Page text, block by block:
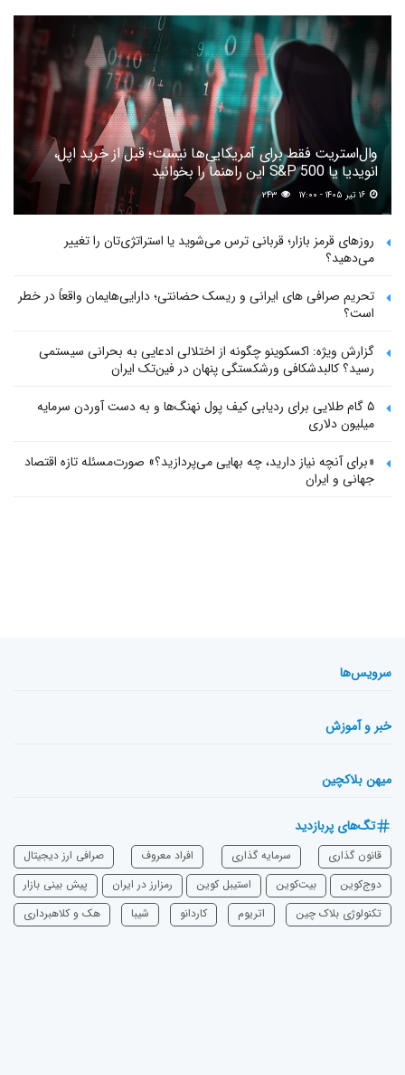
وال‌استریت فقط برای آمریکایی‌ها نیست؛ قبل از خرید اپل،
انویدیا یا S&P 500 این راهنما را بخوانید
۲۴۳
روزهای قرمز بازار؛ قربانی ترس می‌شوید یا استراتژی‌تان را تغییر
می‌دهید؟
تحریم صرافی های ایرانی و ریسک حضانتی؛ دارایی‌هایمان واقعاً در خطر
است؟
گزارش ویژه: اکسکوینو چگونه از اختلالی ادعایی به بحرانی سیستمی
رسید؟ کالبدشکافی ورشکستگی پنهان در فین‌تک ایران
۵ گام طلایی برای ردیابی کیف پول‌ نهنگ‌ها و به دست آوردن سرمایه
میلیون دلاری
«برای آنچه نیاز دارید، چه بهایی می‌پردازید؟» صورت‌مسئله تازه اقتصاد
جهانی و ایران
سرویس‌ها
خبر و آموزش
میهن بلاکچین
تگ‌های پربازدید
قانون گذاری سرمایه‌ گذاری افراد معروف
صرافی ارز دیجیتال
دوج‌کوین
بیت‌کوین استیبل کوین رمزارز در ایران
پیش بینی بازار
تکنولوژی بلاک چین
اتریوم ‌کاردانو شیبا هک و کلاهبرداری